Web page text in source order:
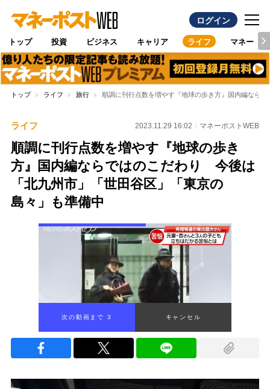
ログイン
トップ 投資 ビジネス キャリア ライフ マネー
トップ ライフ 旅行 順調に刊行点数を増やす『地球の歩き方』国内編なら
ライフ 2023.11.29 16:02 マネーポストWEB
順調に刊行点数を増やす『地球の歩き
方』国内編ならではのこだわり 今後は
「北九州市」「世田谷区」「東京の
島々」も準備中
次の動画まで 2 キャンセル